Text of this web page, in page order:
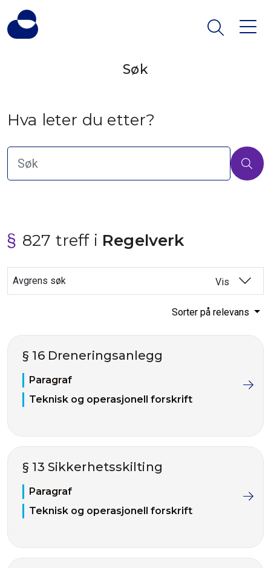
Søk
Hva leter du etter?
827 treff i Regelverk
Avgrens søk Vis
Sorter på relevans
§ 16 Dreneringsanlegg
Paragraf
Teknisk og operasjonell forskrift
§ 13 Sikkerhetsskilting
Paragraf
Teknisk og operasjonell forskrift